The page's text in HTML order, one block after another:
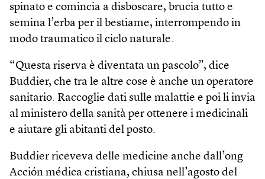
spinato e comincia a disboscare, brucia tutto e
semina l’erba per il bestiame, interrompendo in
modo traumatico il ciclo naturale.
“Questa riserva è diventata un pascolo”, dice
Buddier, che tra le altre cose è anche un operatore
sanitario. Raccoglie dati sulle malattie e poi li invia
al ministero della sanità per ottenere i medicinali
e aiutare gli abitanti del posto.
Buddier riceveva delle medicine anche dall’ong
Acción médica cristiana, chiusa nell’agosto del